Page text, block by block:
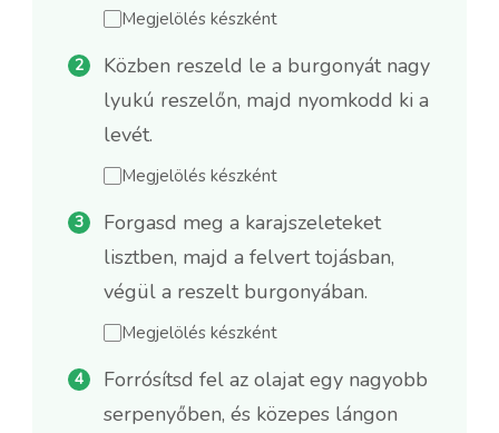
Megjelölés készként
Közben reszeld le a burgonyát nagy
lyukú reszelőn, majd nyomkodd ki a
levét.
Megjelölés készként
Forgasd meg a karajszeleteket
lisztben, majd a felvert tojásban,
végül a reszelt burgonyában.
Megjelölés készként
Forrósítsd fel az olajat egy nagyobb
serpenyőben, és közepes lángon